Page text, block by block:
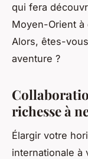
qui fera
Moyen-Orient
Alors, êtes-
aventure ?
richesse à
Élargir votre
internationale à